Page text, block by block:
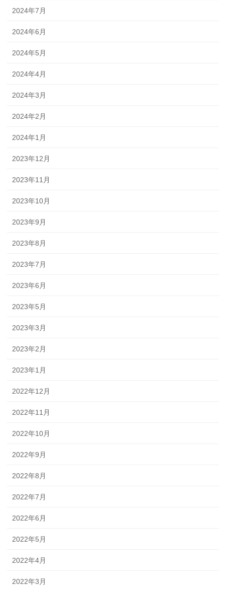
2024年7月
2024年6月
2024年5月
2024年4月
2024年3月
2024年2月
2024年1月
2023年12月
2023年11月
2023年10月
2023年9月
2023年8月
2023年7月
2023年6月
2023年5月
2023年3月
2023年2月
2023年1月
2022年12月
2022年11月
2022年10月
2022年9月
2022年8月
2022年7月
2022年6月
2022年5月
2022年4月
2022年3月